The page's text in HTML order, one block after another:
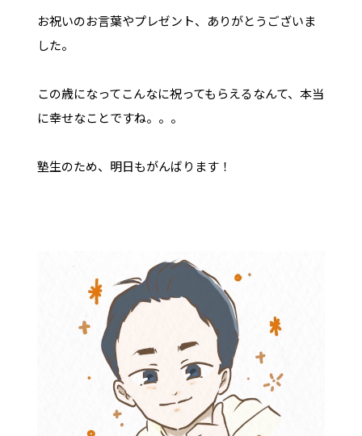
お祝いのお言葉やプレゼント、ありがとうございま
した。
この歳になってこんなに祝ってもらえるなんて、本当
に幸せなことですね。。。
塾生のため、明日もがんばります！